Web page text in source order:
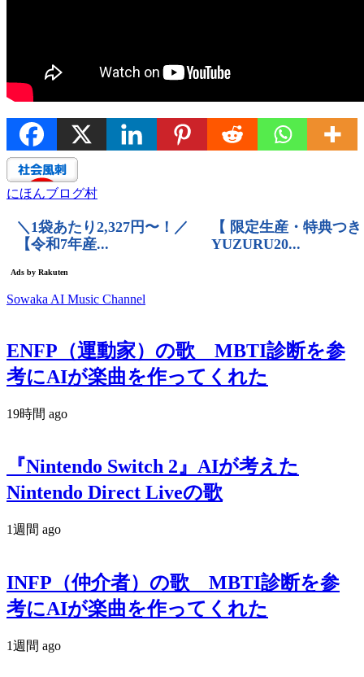
にほんブログ村
Sowaka AI Music Channel
ENFP（運動家）の歌 MBTI診断を参
考にAIが楽曲を作ってくれた
19時間 ago
『Nintendo Switch 2』AIが考えた
Nintendo Direct Liveの歌
1週間 ago
INFP（仲介者）の歌 MBTI診断を参
考にAIが楽曲を作ってくれた
1週間 ago